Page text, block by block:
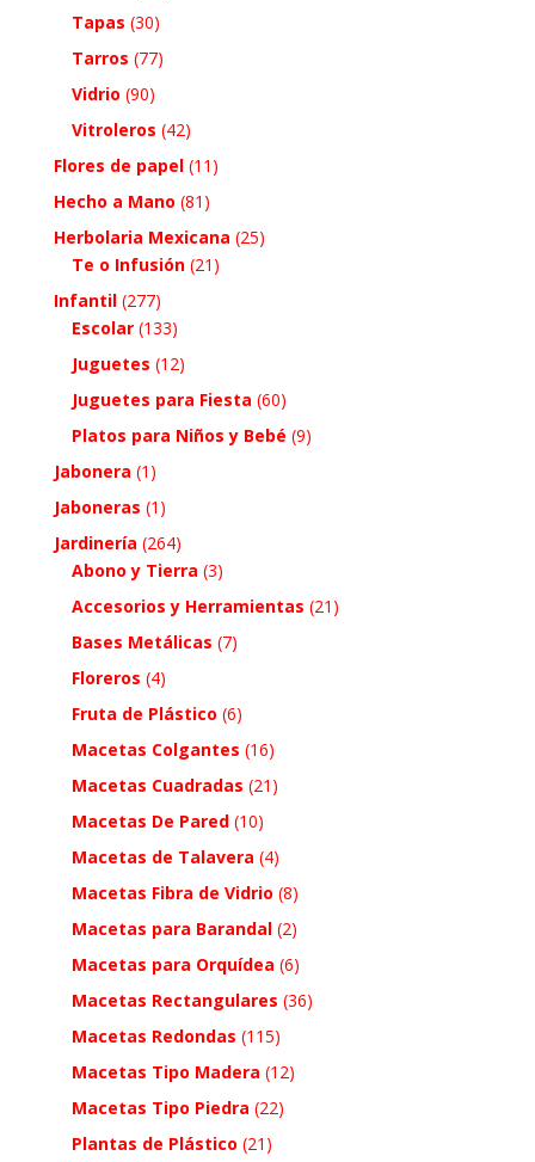
Tapas (30)
Tarros (77)
Vidrio (90)
Vitroleros (42)
Flores de papel (11)
Hecho a Mano (81)
Herbolaria Mexicana (25)
Te o Infusión (21)
Infantil (277)
Escolar (133)
Juguetes (12)
Juguetes para Fiesta (60)
Platos para Niños y Bebé (9)
Jabonera (1)
Jaboneras (1)
Jardinería (264)
Abono y Tierra (3)
Accesorios y Herramientas (21)
Bases Metálicas (7)
Floreros (4)
Fruta de Plástico (6)
Macetas Colgantes (16)
Macetas Cuadradas (21)
Macetas De Pared (10)
Macetas de Talavera (4)
Macetas Fibra de Vidrio (8)
Macetas para Barandal (2)
Macetas para Orquídea (6)
Macetas Rectangulares (36)
Macetas Redondas (115)
Macetas Tipo Madera (12)
Macetas Tipo Piedra (22)
Plantas de Plástico (21)